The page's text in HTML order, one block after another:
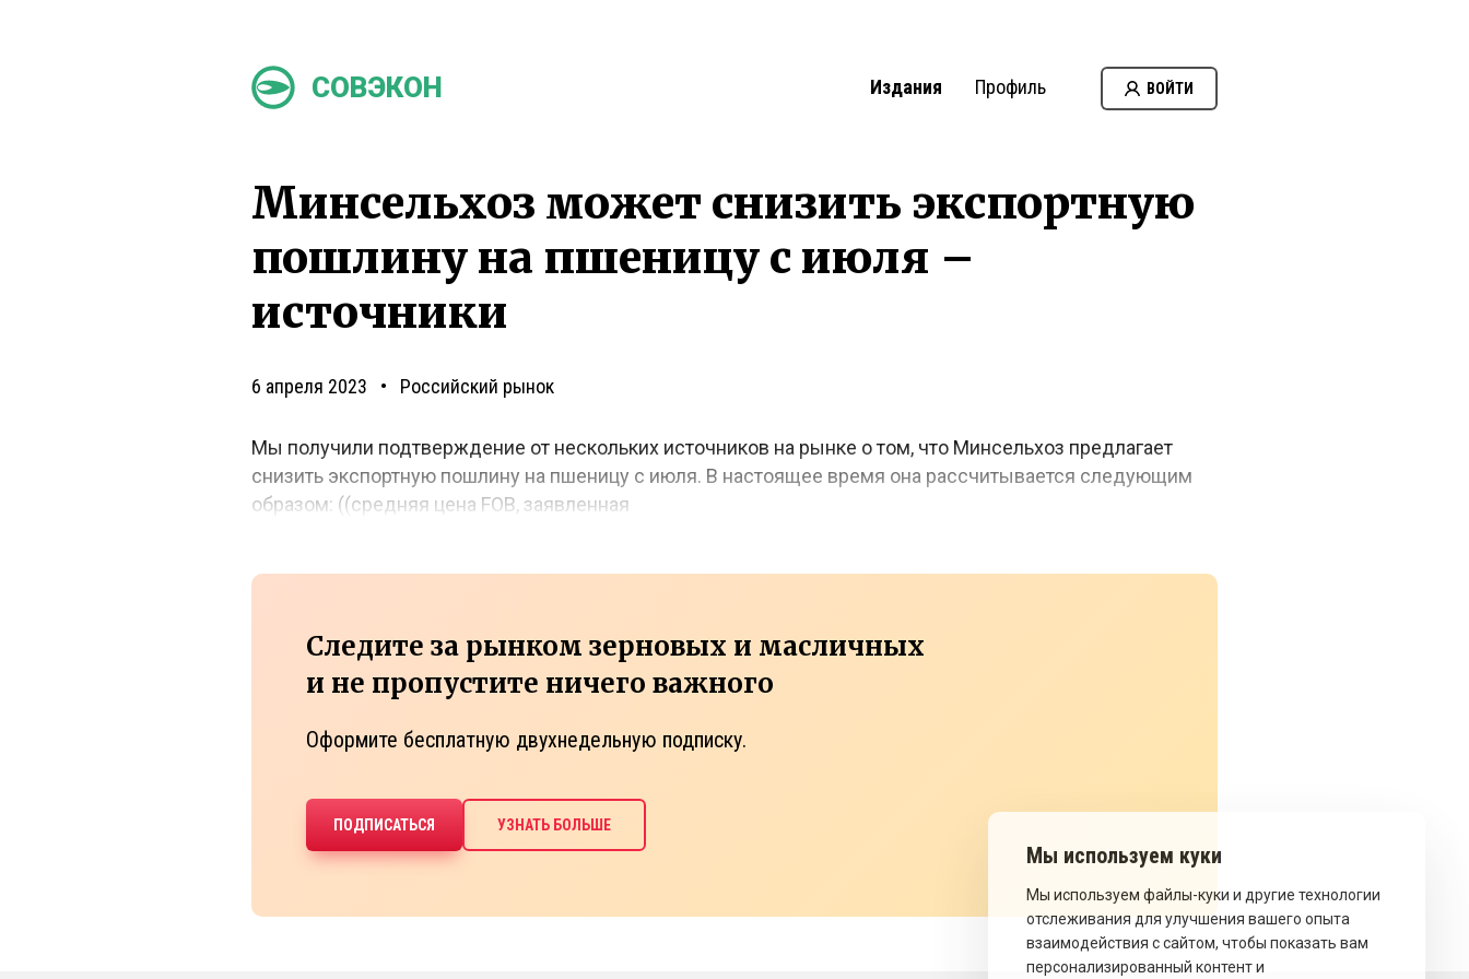
СОВЭКОН Издания Профиль ВОЙТИ
Минсельхоз может снизить экспортную
пошлину на пшеницу с июля –
источники
6 апреля 2023 Российский рынок
Мы получили подтверждение от нескольких источников на рынке о том, что Минсельхоз предлагает
снизить экспортную пошлину на пшеницу с июля. В настоящее время она рассчитывается следующим
образом: ((средняя цена FOB, заявленная
Следите за рынком зерновых и масличных
и не пропустите ничего важного
Оформите бесплатную двухнедельную подписку.